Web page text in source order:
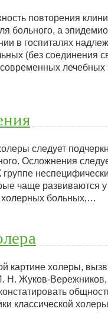
повторения
больного, а
в госпиталях
(без соединения
следует
Осложнения
чаще развиваются
больных,…
картине холеры,
Н. Жуков-
классической